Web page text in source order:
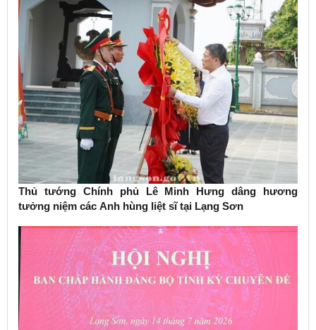
Thủ tướng Chính phủ Lê Minh Hưng dâng hương
tưởng niệm các Anh hùng liệt sĩ tại Lạng Sơn